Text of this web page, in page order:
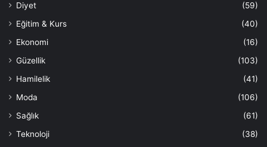
Diyet
(59)
Eğitim & Kurs
(40)
Ekonomi
(16)
Güzellik
(103)
Hamilelik
(41)
Moda
(106)
Sağlık
(61)
Teknoloji
(38)